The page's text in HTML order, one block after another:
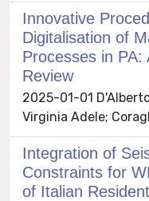
Innovative
Digitalisation of
Processes in PA:
Review
2025-01-01
Virginia Adele;
Integration of
Constraints for
of Italian